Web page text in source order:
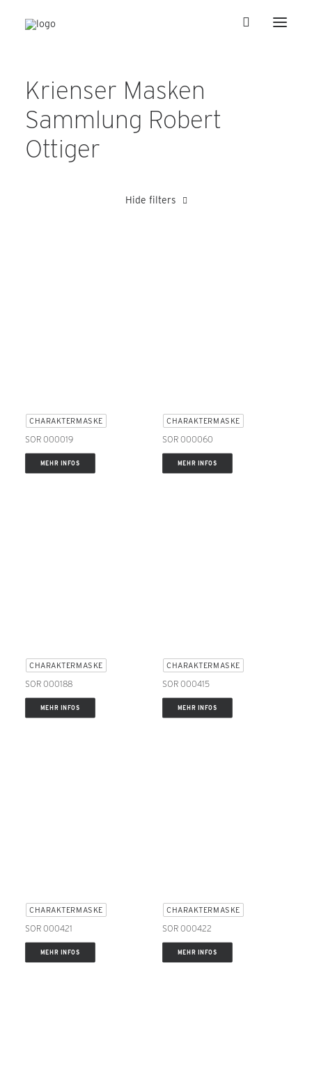
Krienser Masken
Sammlung Robert
Ottiger
Hide filters
CHARAKTERMASKE
SOR 000019
MEHR INFOS
CHARAKTERMASKE
SOR 000060
MEHR INFOS
CHARAKTERMASKE
SOR 000188
MEHR INFOS
CHARAKTERMASKE
SOR 000415
MEHR INFOS
CHARAKTERMASKE
SOR 000421
MEHR INFOS
CHARAKTERMASKE
SOR 000422
MEHR INFOS